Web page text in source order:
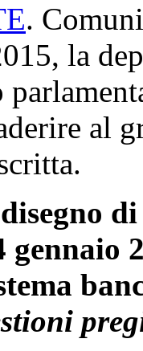
.
la
al
gennaio